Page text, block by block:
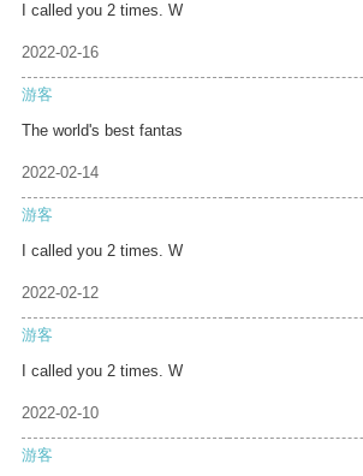
I called you 2 times. W
2022-02-16
游客
The world's best fantas
2022-02-14
游客
I called you 2 times. W
2022-02-12
游客
I called you 2 times. W
2022-02-10
游客